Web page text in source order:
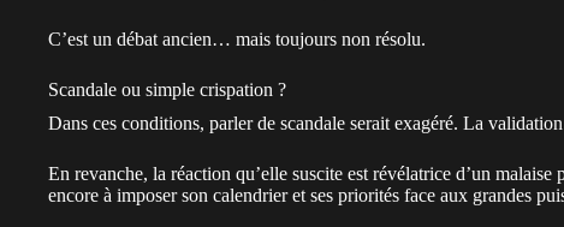
C’est un débat ancien… mais toujours non résolu.
Scandale ou simple crispation ?
Dans ces conditions, parler de scandale serait exagéré. La
En revanche, la réaction qu’elle suscite est révélatrice d’un
encore à imposer son calendrier et ses priorités face aux grandes